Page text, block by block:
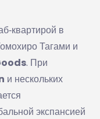
в
Тагами и
. При
и нескольких
экспансией